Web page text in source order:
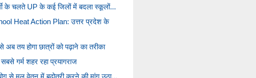
के चलते UP के कई जिलों में बदला स्कूलों...
Heat Action Plan: उत्तर प्रदेश के
अब तय होगा छात्रों को पढ़ाने का तरीका
गर्म शहर रहा प्रयागराज
से मूल वेतन में बढ़ोतरी करने की मांग उठा...